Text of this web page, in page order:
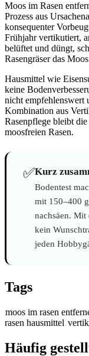
Moos im Rasen
Prozess aus
konsequenter
Frühjahr vertikutiert,
belüftet und düngt,
Rasengräser das
Hausmittel wie
keine
nicht empfehlenswert
Kombination aus
Rasenpflege bleibt
moosfreien Rasen.
✅Kurz
Bodentest
mit 150–400
nachsäen. Mit
kein
jeden
Tags
moos im rasen
rasen hausmittel
Häufig